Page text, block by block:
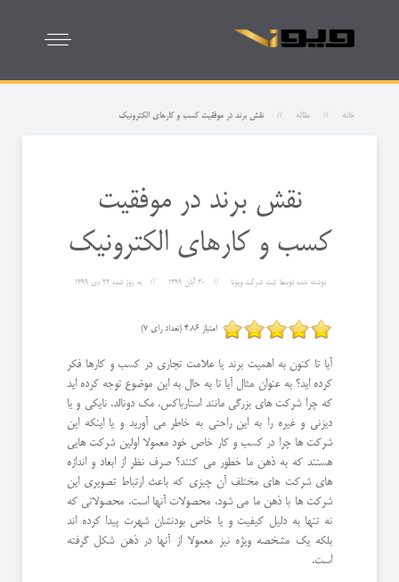
خانه مقاله نقش برند در موفقیت کسب و کارهای الکترونیک
نقش برند در موفقیت
کسب و کارهای الکترونیک
نوشته شده توسطثبت شرکت ویونا 30 آبان 1399 به روز شده22 دی 1399
امتیاز 4.86 (تعداد رای 7)
آیا تا کنون به اهمیت برند یا علامت تجاری در کسب و کارها فکر
کرده اید؟ به عنوان مثال آیا تا به حال به این موضوع توجه کرده اید
که چرا شرکت های بزرگی مانند استارباکس، مک دونالد، نایکی و یا
دیزنی و غیره را به این راحتی به خاطر می آورید و یا اینکه این
شرکت ها چرا در کسب و کار خاص خود معمولا اولین شرکت هایی
هستند که به ذهن ما خطور می کنند؟ صرف نظر از ابعاد و اندازه
های شرکت های مختلف آن چیزی که باعث ارتباط تصویری این
شرکت ها با ذهن ما می شود، محصولات آنها است. محصولاتی که
نه تنها به دلیل کیفیت و یا خاص بودنشان شهرت پیدا کرده اند
بلکه یک مشخصه ویژه نیز معمولا از آنها در ذهن شکل گرفته
است.